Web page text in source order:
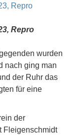
Repro
wurden
nach ging man
der Ruhr das
für eine
der
Fleigenschmidt